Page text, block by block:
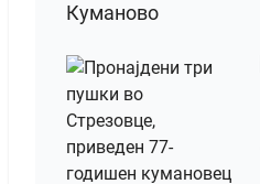
Куманово